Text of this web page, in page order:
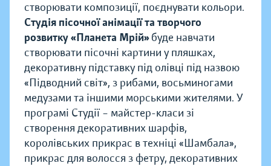
створювати композиції, поєднувати кольори.
Студія пісочної анімації та творчого
розвитку «Планета Мрій»буде навчати
створювати пісочні картини у пляшках,
декоративну підставку під олівці під назвою
«Підводний світ», з рибами, восьминогами
медузами та іншими морськими жителями. У
програмі Студії – майстер-класи зі
створення декоративних шарфів,
королівських прикрас в техніці «Шамбала»,
прикрас для волосся з фетру, декоративних